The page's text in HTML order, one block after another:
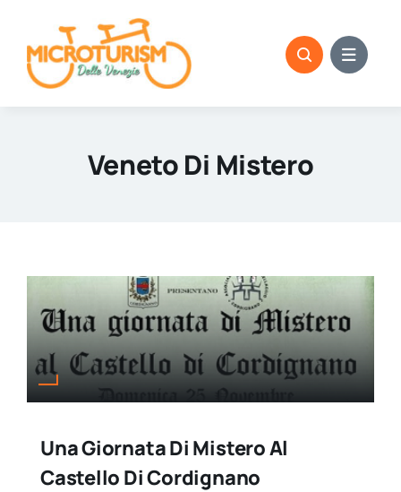
content
Veneto Di Mistero
Una Giornata Di Mistero Al
Castello Di Cordignano